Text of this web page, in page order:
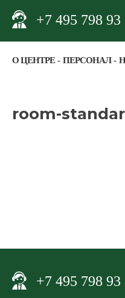
+7 495 798 93
О ЦЕНТРЕ ПЕРСОНАЛ
room-
+7 495 798 93